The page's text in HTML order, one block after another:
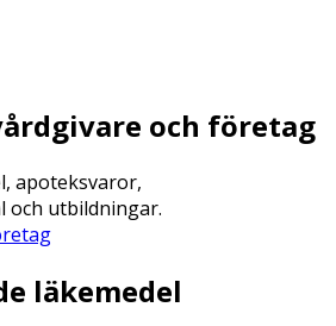
och företag
apoteksvaror,
utbildningar.
läkemedel